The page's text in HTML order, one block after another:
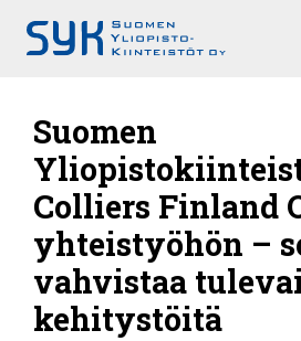
Suomen
Colliers Finland
yhteistyöhön –
vahvistaa
kehitystöitä